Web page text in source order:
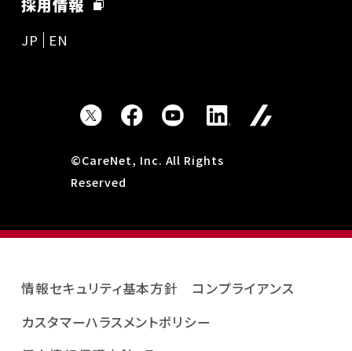
採用情報
JP EN
©CareNet, Inc. All Rights
Reserved
情報セキュリティ基本方針
コンプライアンス
カスタマーハラスメントポリシー